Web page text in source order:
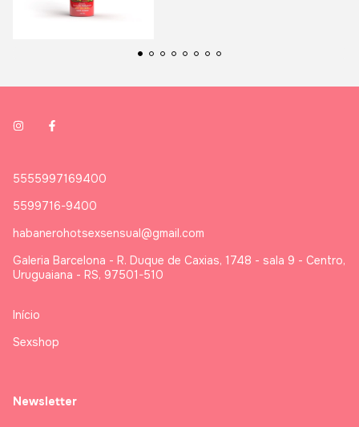
5555997169400
5599716-9400
habanerohotsexsensual@gmail.com
Galeria Barcelona - R. Duque de Caxias, 1748 - sala 9 - Centro,
Uruguaiana - RS, 97501-510
Início
Sexshop
Newsletter